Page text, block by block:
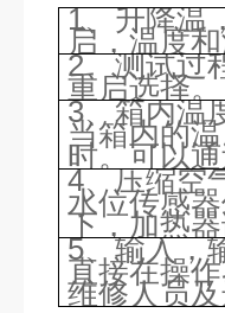
1、升降温
启，温度
2、测试过
重启选择。
3、箱内温
当箱内的
时。可以
4、压缩空
水位传感
下，加热
5、输入，
直接在操
维修人员